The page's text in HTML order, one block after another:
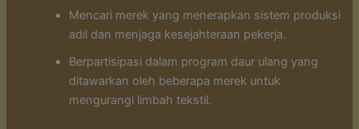
Mencari merek yang menerapkan sistem produksi
adil dan menjaga kesejahteraan pekerja.
Berpartisipasi dalam program daur ulang yang
ditawarkan oleh beberapa merek untuk
mengurangi limbah tekstil.